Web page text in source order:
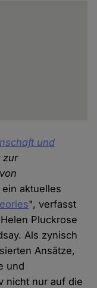
und
zur
ein aktuelles
", verfasst
Pluckrose
Als zynisch
Ansätze,
und
nicht nur auf die